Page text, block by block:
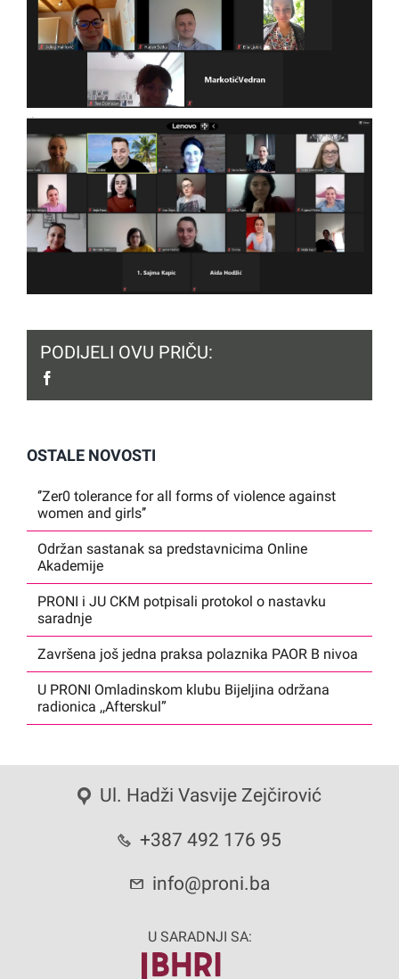
PODIJELI OVU PRIČU:
OSTALE NOVOSTI
‘’Zer0 tolerance for all forms of violence against
women and girls’’
Održan sastanak sa predstavnicima Online
Akademije
PRONI i JU CKM potpisali protokol o nastavku
saradnje
Završena još jedna praksa polaznika PAOR B nivoa
U PRONI Omladinskom klubu Bijeljina održana
radionica ,,Afterskul”
Ul. Hadži Vasvije Zejčirović
+387 492 176 95
info@proni.ba
U SARADNJI SA: